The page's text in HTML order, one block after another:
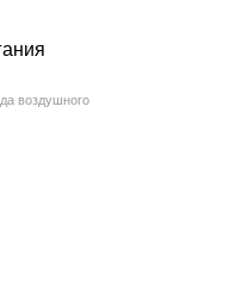
воздушного